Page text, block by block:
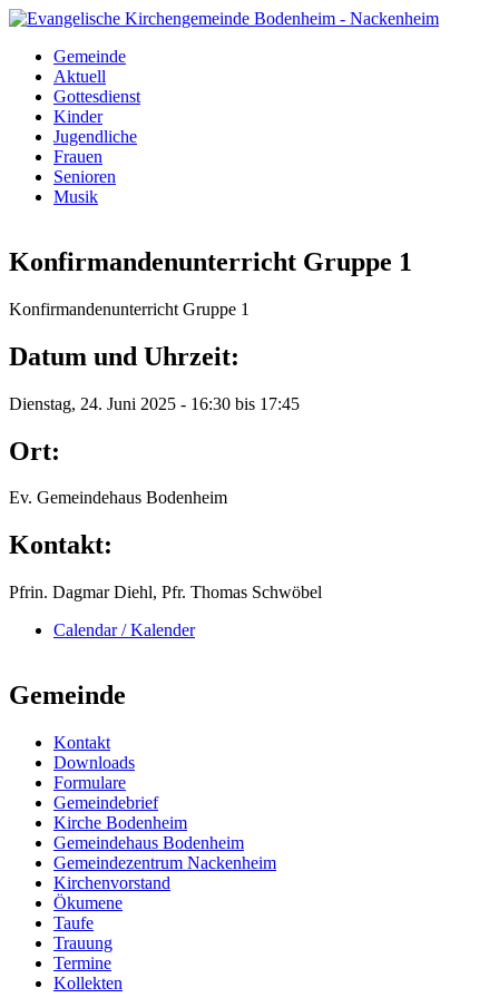
Direkt zum Inhalt
Evangelische
Kirchengemeinde
Bodenheim -
Nackenheim
Kategorien
Gemeinde
Aktuell
Gottesdienst
Kinder
Jugendliche
Frauen
Senioren
Musik
Konfirmandenunterricht Gruppe 1
Konfirmandenunterricht Gruppe 1
Datum und Uhrzeit:
Dienstag, 24. Juni 2025 - 16:30 bis 17:45
Ort:
Ev. Gemeindehaus Bodenheim
Kontakt:
Pfrin. Dagmar Diehl, Pfr. Thomas Schwöbel
Calendar / Kalender
Gemeinde
Kontakt
Downloads
Formulare
Gemeindebrief
Kirche Bodenheim
Gemeindehaus Bodenheim
Gemeindezentrum Nackenheim
Kirchenvorstand
Ökumene
Taufe
Trauung
Termine
Kollekten